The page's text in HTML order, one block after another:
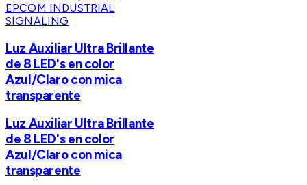
EPCOM INDUSTRIAL
SIGNALING
Luz Auxiliar Ultra Brillante
de 8 LED's en color
Azul/Claro con mica
transparente
Luz Auxiliar Ultra Brillante
de 8 LED's en color
Azul/Claro con mica
transparente